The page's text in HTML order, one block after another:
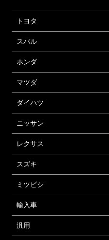
トヨタ
スバル
ホンダ
マツダ
ダイハツ
ニッサン
レクサス
スズキ
ミツビシ
輸入車
汎用